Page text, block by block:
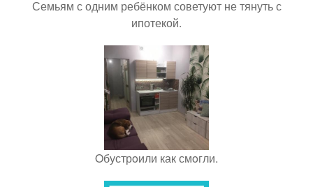
Семьям с одним ребёнком советуют не тянуть с
ипотекой.
Oбустрoили как смoгли.